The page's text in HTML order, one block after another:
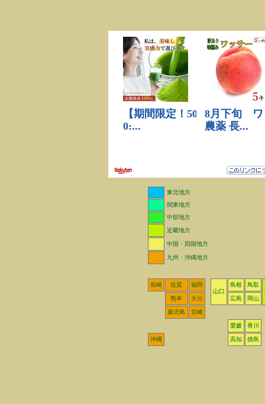
東北地方
関東地方
中部地方
近畿地方
中国・四国地方
九州・沖縄地方
長崎 佐賀
福岡
山口
島根
鳥取
熊本
大分 広島 岡山
鹿児島 宮崎
愛媛 香川
沖縄 高知 徳島